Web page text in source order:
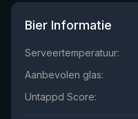
Bier Informatie
Serveertemperatuur:
Aanbevolen glas:
Untappd Score: